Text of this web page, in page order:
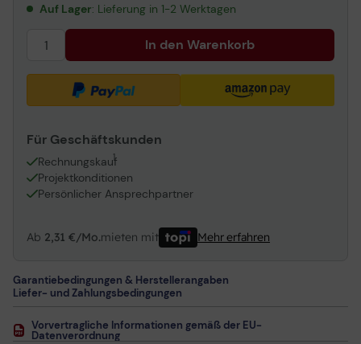
Auf Lager: Lieferung in 1-2 Werktagen
In den Warenkorb
Für Geschäftskunden
Rechnungskauf
1
Projektkonditionen
Persönlicher Ansprechpartner
Ab 2,31 €/Mo.mieten mit Mehr erfahren
Garantiebedingungen & Herstellerangaben
Liefer- und Zahlungsbedingungen
Vorvertragliche Informationen gemäß der EU-
Datenverordnung